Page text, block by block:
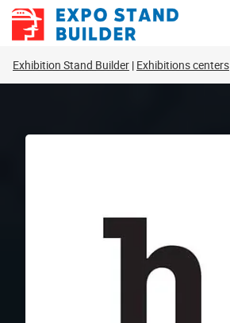
Перейти
Exhibition Stand Builder Exhibitions centers